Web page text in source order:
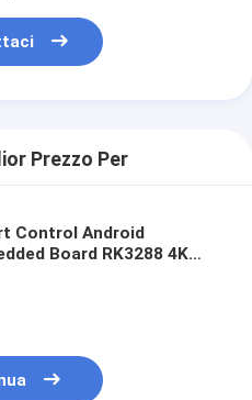
Prezzo Per
Control Android
Board RK3288 4K